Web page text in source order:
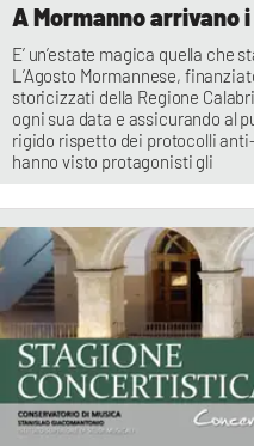
A Mormanno arrivano
E’ un’estate magica quella che
L’Agosto Mormannese,
storicizzati della Regione
ogni sua data e assicurando al
rigido rispetto dei protocolli
hanno visto protagonisti gli